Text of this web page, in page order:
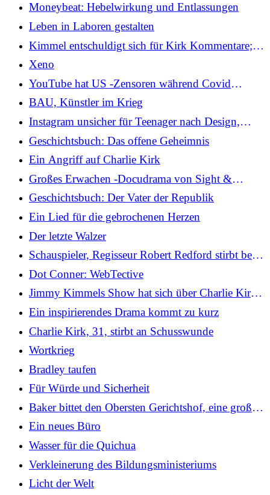
Moneybeat: Hebelwirkung und Entlassungen
Leben in Laboren gestalten
Kimmel entschuldigt sich für Kirk Kommentare;
Trump Dämpfe bei der Rückkehr
Xeno
YouTube hat US -Zensoren während Covid
eingehalten, sagt Google
BAU, Künstler im Krieg
Instagram unsicher für Teenager nach Design,
heißt es in Bericht
Geschichtsbuch: Das offene Geheimnis
Ein Angriff auf Charlie Kirk
Großes Erwachen -Docudrama von Sight &
Sound Set für Osteröffnung offen
Geschichtsbuch: Der Vater der Republik
Ein Lied für die gebrochenen Herzen
Der letzte Walzer
Schauspieler, Regisseur Robert Redford stirbt bei
89
Dot Conner: WebTective
Jimmy Kimmels Show hat sich über Charlie Kirk
kommentiert
Ein inspirierendes Drama kommt zu kurz
Charlie Kirk, 31, stirbt an Schusswunde
Wortkrieg
Bradley taufen
Für Würde und Sicherheit
Baker bittet den Obersten Gerichtshof, eine große
Kuchendebatte ein für alle Mal beizulegen
Ein neues Büro
Wasser für die Quichua
Verkleinerung des Bildungsministeriums
Licht der Welt